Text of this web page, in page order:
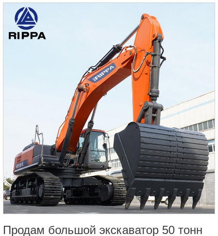
Превосходная производительность и высокая
эффективность– RS07 разработан для обеспечения как
мощности, так и топливной экономичности, оснащен
высокопроизводительным двигателем.
Продам большой экскаватор 50 тонн